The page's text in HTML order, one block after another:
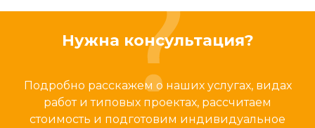
Нужна консультация?
Подробно расскажем о наших услугах, видах
работ и типовых проектах, рассчитаем
стоимость и подготовим индивидуальное